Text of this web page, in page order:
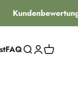
Kundenbewertung
FAQSuche öffnen